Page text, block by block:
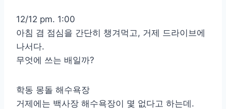
12/12 pm. 1:00
아침 겸 점심을 간단히 챙겨먹고, 거제 드라이브에
나서다.
무엇에 쓰는 배일까?
학동 몽돌 해수욕장
거제에는 백사장 해수욕장이 몇 없다고 하는데.